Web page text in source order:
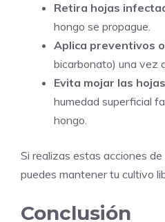
Retira hojas
hongo se propague.
Aplica preventivos
bicarbonato) una vez
Evita mojar las
humedad superficial
hongo.
Si realizas estas acciones
puedes mantener tu cultivo
Conclusión